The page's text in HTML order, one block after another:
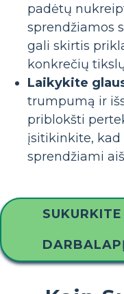
padėtų
sprendžiamos
gali skirtis
konkrečių
Laikykite
trumpumą ir
priblokšti
įsitikinkite, kad
sprendžiami